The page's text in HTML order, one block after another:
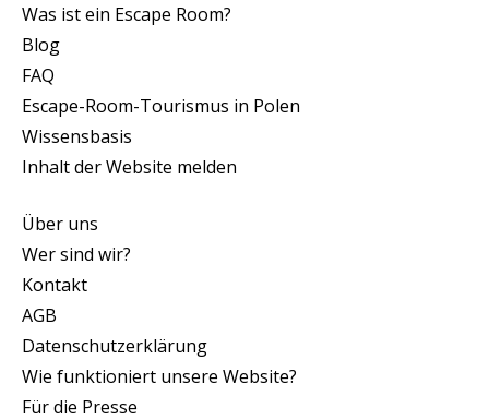
Was ist ein Escape Room?
Blog
FAQ
Escape-Room-Tourismus in Polen
Wissensbasis
Inhalt der Website melden
Über uns
Wer sind wir?
Kontakt
AGB
Datenschutzerklärung
Wie funktioniert unsere Website?
Für die Presse